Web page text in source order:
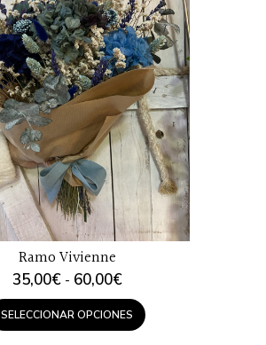
Ramo Vivienne
35,00€ - 60,00€Rango
de
precios:
desde
SELECCIONAR OPCIONES